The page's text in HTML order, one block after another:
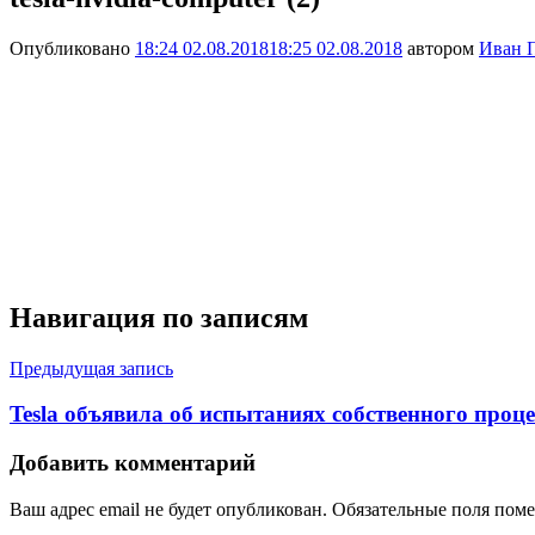
Опубликовано 18:24 02.08.201818:25 02.08.2018 автором Иван
Навигация по записям
Предыдущая запись
Tesla объявила об испытаниях собственного
Добавить комментарий
Ваш адрес email не будет опубликован. Обязательные поля